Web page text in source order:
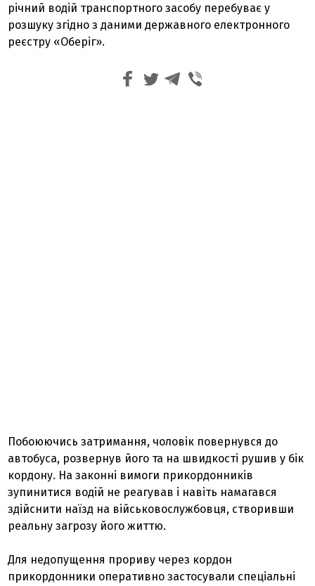
річний водій транспортного засобу перебуває у
розшуку згідно з даними державного електронного
реєстру «Оберіг».
Побоюючись затримання, чоловік повернувся до
автобуса, розвернув його та на швидкості рушив у бік
кордону. На законні вимоги прикордонників
зупинитися водій не реагував і навіть намагався
здійснити наїзд на військовослужбовця, створивши
реальну загрозу його життю.
Для недопущення прориву через кордон
прикордонники оперативно застосували спеціальні